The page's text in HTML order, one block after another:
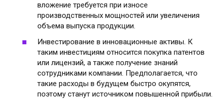
вложение требуется при износе
производственных мощностей или увеличения
объема выпуска продукции.
Инвестирование в инновационные активы. К
таким инвестициям относится покупка патентов
или лицензий, а также получение знаний
сотрудниками компании. Предполагается, что
такие расходы в будущем быстро окупятся,
поэтому станут источником повышенной прибыли.